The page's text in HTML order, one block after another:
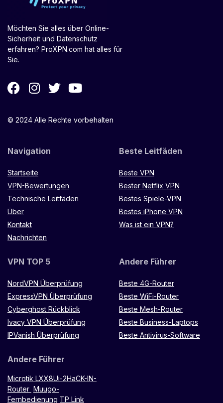
Möchten Sie alles über Online-
Sicherheit und Datenschutz
erfahren? ProXPN.com hat alles für
Sie.
© 2024 Alle Rechte vorbehalten
Navigation
Startseite
VPN-Bewertungen
Technische Leitfäden
Über
Kontakt
Nachrichten
Beste Leitfäden
Beste VPN
Bester Netflix VPN
Bestes Spiele-VPN
Bestes iPhone VPN
Was ist ein VPN?
VPN TOP 5
NordVPN Überprüfung
ExpressVPN Überprüfung
Cyberghost Rückblick
Ivacy VPN Überprüfung
IPVanish Überprüfung
Andere Führer
Beste 4G-Router
Beste WiFi-Router
Beste Mesh-Router
Beste Business-Laptops
Beste Antivirus-Software
Andere Führer
Microtik LXX8Ui-2HaCK-IN-
Router Muugo-
Fernbedienung TP Link